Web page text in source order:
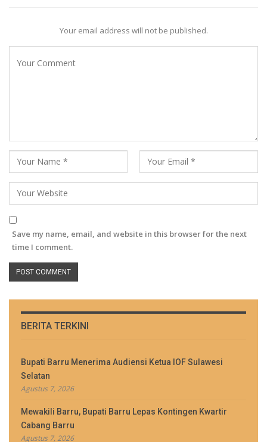
Your email address will not be published.
Save my name, email, and website in this browser for the next
time I comment.
BERITA TERKINI
Bupati Barru Menerima Audiensi Ketua IOF Sulawesi
Selatan
Agustus 7, 2026
Mewakili Barru, Bupati Barru Lepas Kontingen Kwartir
Cabang Barru
Agustus 7, 2026